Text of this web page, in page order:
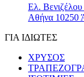
Ελ.
Αθήνα 10250
ΓΙΑ ΙΔΙΩΤΕΣ
ΧΡΥΣΟΣ